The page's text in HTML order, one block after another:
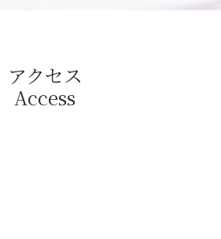
アクセス
Access